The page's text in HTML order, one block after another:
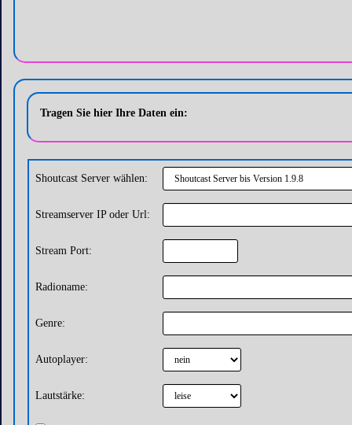
Tragen Sie hier Ihre Daten ein:
Shoutcast Server wählen:
Streamserver IP oder Url:
Stream Port:
Radioname:
Genre:
Autoplayer:
Lautstärke: